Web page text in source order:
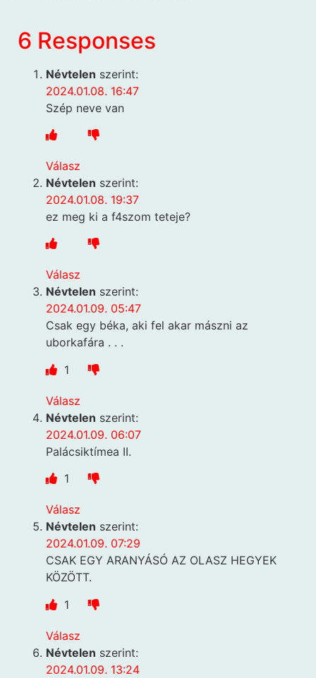
6 Responses
Névtelen szerint:
2024.01.08. 16:47
Szép neve van
Válasz
Névtelen szerint:
2024.01.08. 19:37
ez meg ki a f4szom teteje?
Válasz
Névtelen szerint:
2024.01.09. 05:47
Csak egy béka, aki fel akar mászni az
uborkafára . . .
1
Válasz
Névtelen szerint:
2024.01.09. 06:07
Palácsiktímea II.
1
Válasz
Névtelen szerint:
2024.01.09. 07:29
CSAK EGY ARANYÁSÓ AZ OLASZ HEGYEK
KÖZÖTT.
1
Válasz
Névtelen szerint:
2024.01.09. 13:24